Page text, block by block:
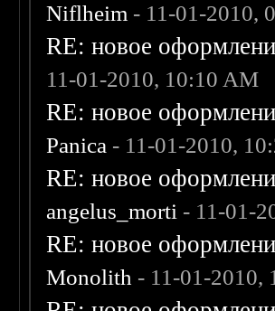
Niflheim - 11-01-2010,
RE: новое
11-01-2010, 10:10 AM
RE: новое
Panica - 11-01-2010,
RE: новое
angelus_morti - 11-01-
RE: новое
Monolith - 11-01-2010,